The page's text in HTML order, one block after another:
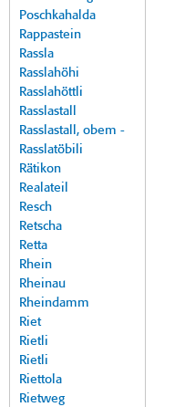
Poschkahalda
Rappastein
Rassla
Rasslahöhi
Rasslahöttli
Rasslastall
Rasslastall, obem -
Rasslatöbili
Rätikon
Realateil
Resch
Retscha
Retta
Rhein
Rheinau
Rheindamm
Riet
Rietli
Rietli
Riettola
Rietweg